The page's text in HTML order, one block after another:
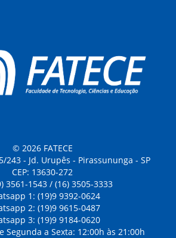
© 2026 FATECE
243 - Jd. Urupês - Pirassununga - SP
CEP: 13630-272
3561-1543 / (16) 3505-3333
1: (19)9 9392-0624
2: (19)9 9615-0487
3: (19)9 9184-0620
Segunda a Sexta: 12:00h às 21:00h